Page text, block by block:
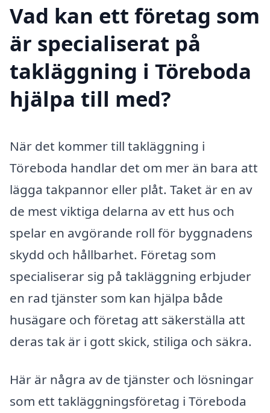
Vad kan ett företag som
är specialiserat på
takläggning i Töreboda
hjälpa till med?
När det kommer till takläggning i
Töreboda handlar det om mer än bara att
lägga takpannor eller plåt. Taket är en av
de mest viktiga delarna av ett hus och
spelar en avgörande roll för byggnadens
skydd och hållbarhet. Företag som
specialiserar sig på takläggning erbjuder
en rad tjänster som kan hjälpa både
husägare och företag att säkerställa att
deras tak är i gott skick, stiliga och säkra.
Här är några av de tjänster och lösningar
som ett takläggningsföretag i Töreboda